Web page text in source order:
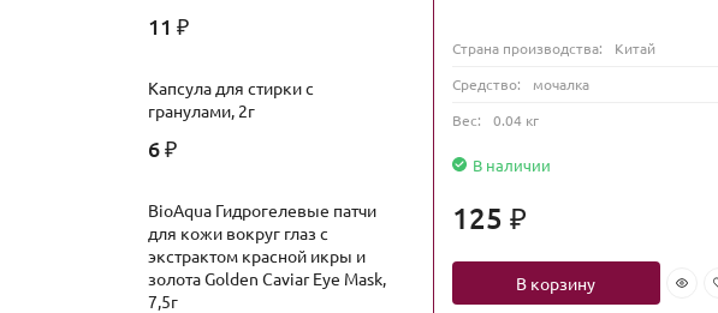
11 ₽
Капсула для стирки с
гранулами, 2г
6 ₽
BioAqua Гидрогелевые патчи
для кожи вокруг глаз c
экстрактом красной икры и
золота Golden Caviar Eye Mask,
7,5г
Страна производства:
Китай
Средство:
мочалка
Вес:
0.04 кг
В наличии
125 ₽
В корзину